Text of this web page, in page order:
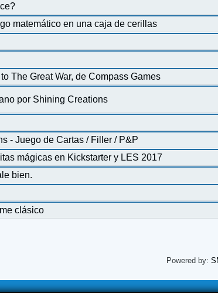
matemático en una caja de cerillas
The Great War, de Compass Games
por Shining Creations
- Juego de Cartas / Filler / P&P
mágicas en Kickstarter y LES 2017
bien.
clásico
Powered by: